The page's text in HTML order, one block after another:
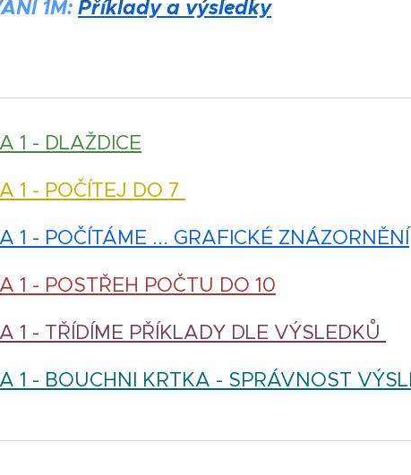
ÁNÍ 1M: Příklady a výsledky
1 - DLAŽDICE
1 - POČÍTEJ DO 7
1 - POČÍTÁME ... GRAFICKÉ ZNÁZORNĚNÍ
1 - POSTŘEH POČTU DO 10
1 - TŘÍDÍME PŘÍKLADY DLE VÝSLEDKŮ
1 - BOUCHNI KRTKA - SPRÁVNOST